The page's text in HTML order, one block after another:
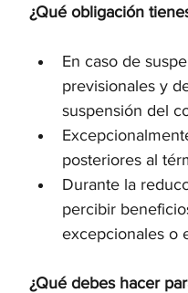
¿Qué obligación
En caso de
previsionales y
suspensión del
posteriores al
Durante la
percibir
excepcionales o
¿Qué debes hacer